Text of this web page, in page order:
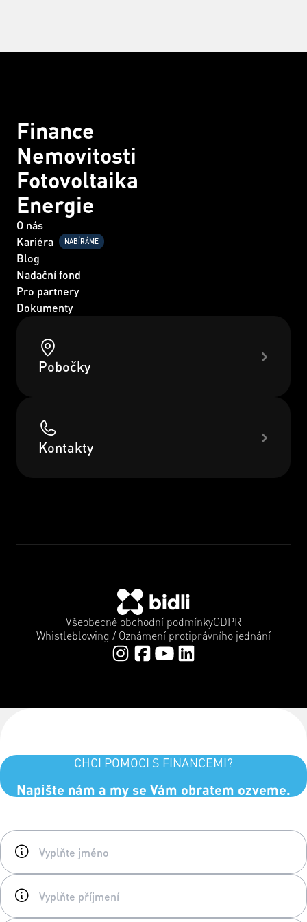
Finance
Nemovitosti
Fotovoltaika
Energie
O nás
Kariéra
NABÍRÁME
Blog
Nadační fond
Pro partnery
Dokumenty
Pobočky
Kontakty
Všeobecné obchodní podmínkyGDPR
Whistleblowing / Oznámení protiprávního jednání
CHCI POMOCI S FINANCEMI?
Napište nám a my se Vám obratem ozveme.